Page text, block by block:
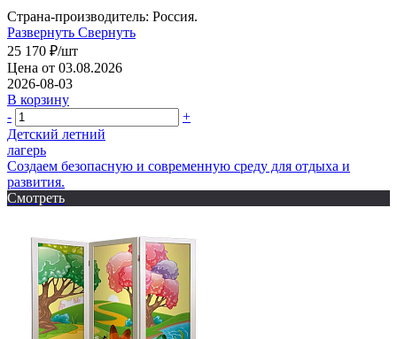
Страна-производитель: Россия.
Развернуть Свернуть
25 170 ₽/шт
Цена от 03.08.2026
2026-08-03
В корзину
-
+
Детский летний
лагерь
Создаем безопасную и современную среду для отдыха и
развития.
Смотреть